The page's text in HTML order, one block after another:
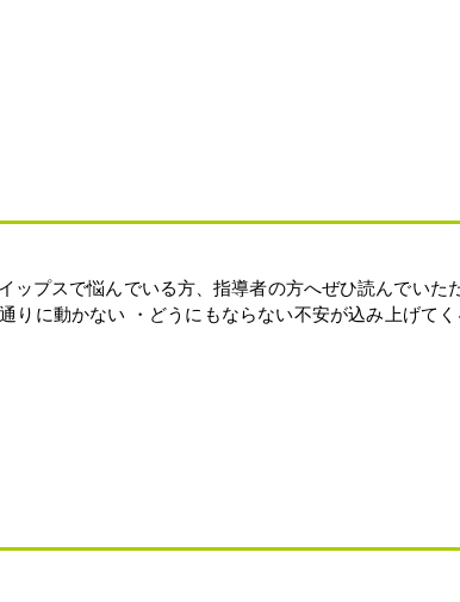
ップスで悩んでいる方、指導者の方へぜひ読んでいた
りに動かない ・どうにもならない不安が込み上げて